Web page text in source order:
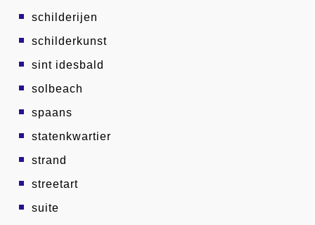
schilderijen
schilderkunst
sint idesbald
solbeach
spaans
statenkwartier
strand
streetart
suite